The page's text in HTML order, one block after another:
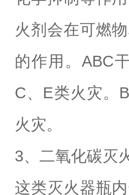
火剂会在可燃
的作用。ABC
C、 E类火灾。
火灾。
3、二氧化碳灭
这类灭火器瓶